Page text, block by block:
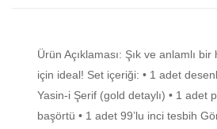
Ürün Açıklaması: Şık ve anlamlı
için ideal! Set içeriği: • 1 adet
Yasin-i Şerif (gold detaylı) • 1 adet
başörtü • 1 adet 99’lu inci tesbih